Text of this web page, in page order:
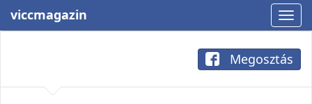
viccmagazin
Megosztás